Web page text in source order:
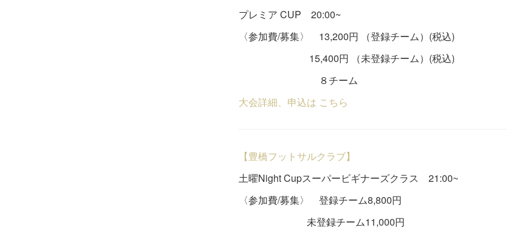
プレミア CUP 20:00~
〈参加費/募集〉 13,200円 （登録チーム）(税込)
15,400円 （未登録チーム）(税込)
８チーム
大会詳細、申込は こちら
【豊橋フットサルクラブ】
土曜Night Cupスーパービギナーズクラス 21:00~
〈参加費/募集〉 登録チーム8,800円
未登録チーム11,000円